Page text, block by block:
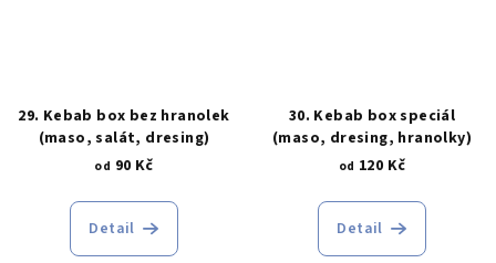
29. Kebab box bez hranolek
(maso, salát, dresing)
od 90 Kč
Detail
30. Kebab box speciál
(maso, dresing, hranolky)
od 120 Kč
Detail